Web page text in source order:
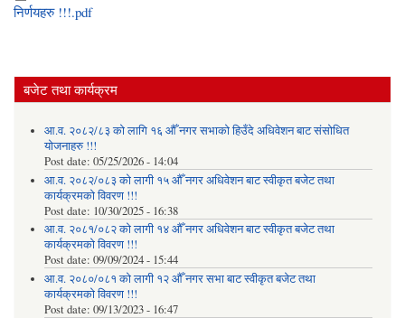
निर्णयहरु !!!.pdf
बजेट तथा कार्यक्रम
आ.व. २०८२/८३ को लागि १६ औँ नगर सभाको हिउँदे अधिवेशन बाट संसोधित
योजनाहरु !!!
Post date: 05/25/2026 - 14:04
आ.व. २०८२/०८३ को लागी १५ औँ नगर अधिवेशन बाट स्वीकृत बजेट तथा
कार्यक्रमको विवरण !!!
Post date: 10/30/2025 - 16:38
आ.व. २०८१/०८२ को लागी १४ औँ नगर अधिवेशन बाट स्वीकृत बजेट तथा
कार्यक्रमको विवरण !!!
Post date: 09/09/2024 - 15:44
आ.व. २०८०/०८१ को लागी १२ औँ नगर सभा बाट स्वीकृत बजेट तथा
कार्यक्रमको विवरण !!!
Post date: 09/13/2023 - 16:47